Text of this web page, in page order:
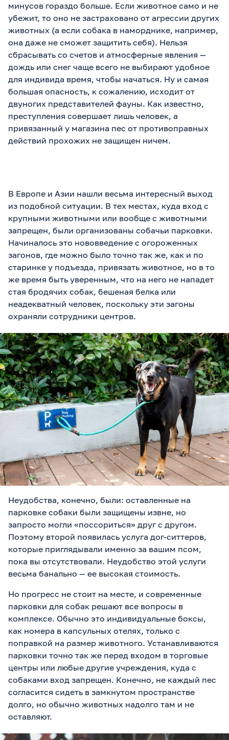
минусов гораздо больше. Если животное само и не
убежит, то оно не застраховано от агрессии других
животных (а если собака в наморднике, например,
она даже не сможет защитить себя). Нельзя
сбрасывать со счетов и атмосферные явления —
дождь или снег чаще всего не выбирают удобное
для индивида время, чтобы начаться. Ну и самая
большая опасность, к сожалению, исходит от
двуногих представителей фауны. Как известно,
преступления совершает лишь человек, а
привязанный у магазина пес от противоправных
действий прохожих не защищен ничем.
В Европе и Азии нашли весьма интересный выход
из подобной ситуации. В тех местах, куда вход с
крупными животными или вообще с животными
запрещен, были организованы собачьи парковки.
Начиналось это нововведение с огороженных
загонов, где можно было точно так же, как и по
старинке у подъезда, привязать животное, но в то
же время быть уверенным, что на него не нападет
стая бродячих собак, бешеная белка или
неадекватный человек, поскольку эти загоны
охраняли сотрудники центров.
Неудобства, конечно, были: оставленные на
парковке собаки были защищены извне, но
запросто могли «поссориться» друг с другом.
Поэтому второй появилась услуга дог-ситтеров,
которые приглядывали именно за вашим псом,
пока вы отсутствовали. Неудобство этой услуги
весьма банально — ее высокая стоимость.
Но прогресс не стоит на месте, и современные
парковки для собак решают все вопросы в
комплексе. Обычно это индивидуальные боксы,
как номера в капсульных отелях, только с
поправкой на размер животного. Устанавливаются
парковки точно так же перед входом в торговые
центры или любые другие учреждения, куда с
собаками вход запрещен. Конечно, не каждый пес
согласится сидеть в замкнутом пространстве
долго, но обычно животных надолго там и не
оставляют.